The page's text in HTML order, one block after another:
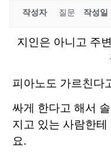
작성자 질문 작성일
지인은 아니고 주
피아노도 가르친다
싸게 한다고 해서
지고 있는 사람한
요.